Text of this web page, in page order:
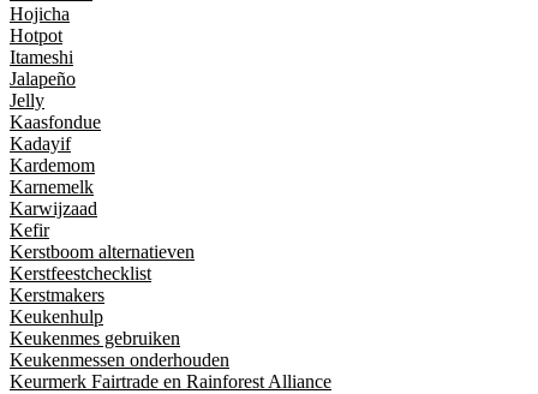
Hojicha
Hotpot
Itameshi
Jalapeño
Jelly
Kaasfondue
Kadayif
Kardemom
Karnemelk
Karwijzaad
Kefir
Kerstboom alternatieven
Kerstfeestchecklist
Kerstmakers
Keukenhulp
Keukenmes gebruiken
Keukenmessen onderhouden
Keurmerk Fairtrade en Rainforest Alliance